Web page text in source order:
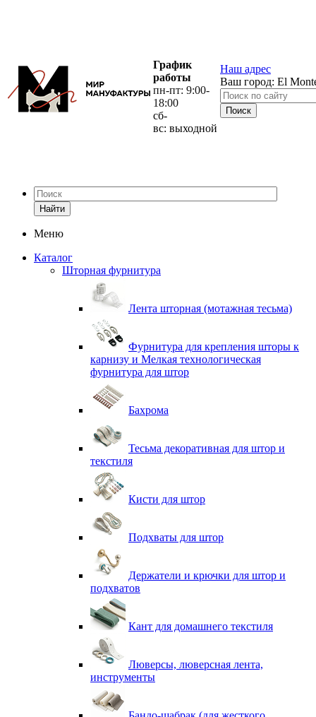
График
работы
пн-пт: 9:00-
18:00
сб-
вс: выходной
Наш адрес
Ваш город: El
Найти
Меню
Каталог
Шторная фурнитура
Лента шторная (мотажная тесьма)
Фурнитура для крепления шторы к
карнизу и Мелкая технологическая
фурнитура для штор
Бахрома
Тесьма декоративная для штор и
текстиля
Кисти для штор
Подхваты для штор
Держатели и крючки для штор и
подхватов
Кант для домашнего текстиля
Люверсы, люверсная лента,
инструменты